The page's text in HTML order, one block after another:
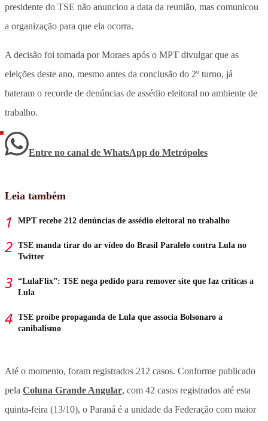
presidente do TSE não anunciou a data da reunião, mas comunicou
a organização para que ela ocorra.
A decisão foi tomada por Moraes após o MPT divulgar que as
eleições deste ano, mesmo antes da conclusão do 2º turno, já
bateram o recorde de denúncias de assédio eleitoral no ambiente de
trabalho.
Entre no canal de WhatsApp do Metrópoles
Leia também
MPT recebe 212 denúncias de assédio eleitoral no trabalho
TSE manda tirar do ar vídeo do Brasil Paralelo contra Lula no
Twitter
“LulaFlix”: TSE nega pedido para remover site que faz críticas a
Lula
TSE proíbe propaganda de Lula que associa Bolsonaro a
canibalismo
Até o momento, foram registrados 212 casos. Conforme publicado
pela Coluna Grande Angular, com 42 casos registrados até esta
quinta-feira (13/10), o Paraná é a unidade da Federação com maior